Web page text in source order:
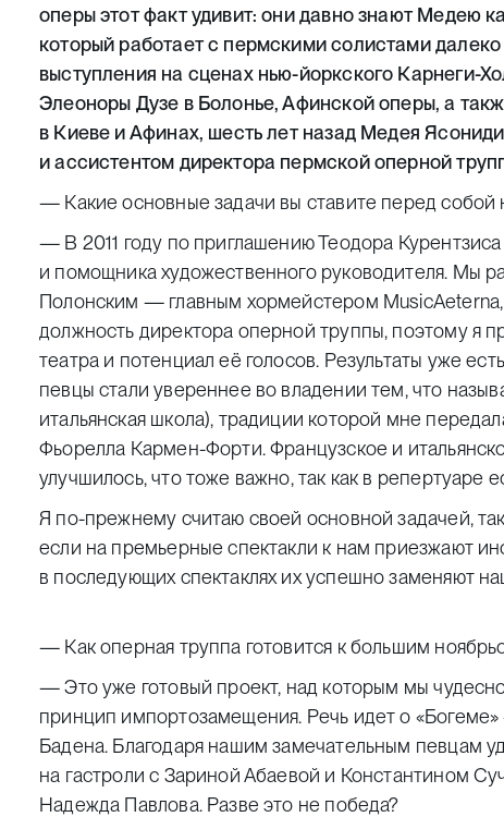
оперы этот факт удивит: они давно знают Медею
который работает с пермскими солистами
выступления на сценах нью-йоркского Карнеги-
Элеоноры Дузе в Болонье, Афинской оперы, а
в Киеве и Афинах, шесть лет назад Медея
и ассистентом директора пермской оперной
— Какие основные задачи вы ставите перед
— В 2011 году по приглашению Теодора Курентзиса
и помощника художественного руководителя. Мы
Полонским — главным хормейстером
должность директора оперной труппы, поэтому я
театра и потенциал её голосов. Результаты уже
певцы стали увереннее во владении тем, что
итальянская школа), традиции которой мне
Фьорелла Кармен-Форти. Французское и
улучшилось, что тоже важно, так как в репертуаре
Я по-прежнему считаю своей основной задачей,
если на премьерные спектакли к нам приезжают
в последующих спектаклях их успешно заменяют
— Как оперная труппа готовится к большим
— Это уже готовый проект, над которым мы
принцип импортозамещения. Речь идет о
Бадена. Благодаря нашим замечательным певцам
на гастроли с Зариной Абаевой и Константином
Надежда Павлова. Разве это не победа?